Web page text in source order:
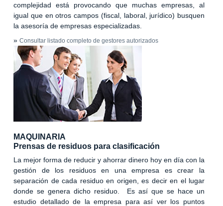
complejidad está provocando que muchas empresas, al
igual que en otros campos (fiscal, laboral, jurídico) busquen
la asesoría de empresas especializadas.
» Consultar listado completo de gestores autorizados
MAQUINARIA
Prensas de residuos para clasificación
La mejor forma de reducir y ahorrar dinero hoy en día con la
gestión de los residuos en una empresa es crear la
separación de cada residuo en origen, es decir en el lugar
donde se genera dicho residuo. Es así que se hace un
estudio detallado de la empresa para así ver los puntos